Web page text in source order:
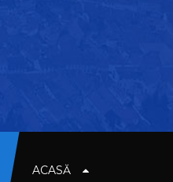
ACASĂ